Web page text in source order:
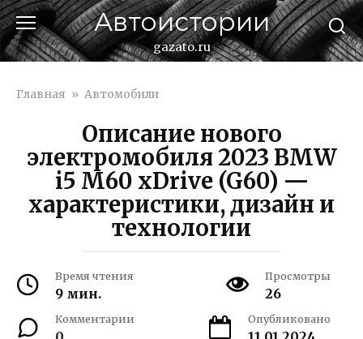
Перейти
к
контенту
Автоистории
gazato.ru
Главная » Автомобили
Описание нового
электромобиля 2023 BMW
i5 M60 xDrive (G60) —
характеристики, дизайн и
технологии
Время чтения
9 мин.
Просмотры
26
Комментарии Опубликовано